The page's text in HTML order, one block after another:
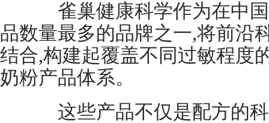
雀巢健康科学作为在中国
品数量最多的品牌之一,将前沿
结合,构建起覆盖不同过敏程度
奶粉产品体系。
这些产品不仅是配方的科